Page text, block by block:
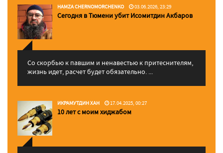
HAMZA CHERNOMORCHENKO 03.06.2026, 23:29
Сегодня в Тюмени убит Исомитдин Акбаров
Со скорбью к павшим и ненавестью к притеснителям,
жизнь идет, расчет будет обязательно. ...
ИКРАМУТДИН ХАН 17.04.2025, 00:27
10 лет с моим хиджабом